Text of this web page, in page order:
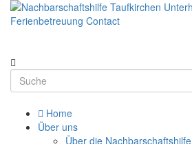
Home
Über uns
Über die Nachbarschaftshilfe